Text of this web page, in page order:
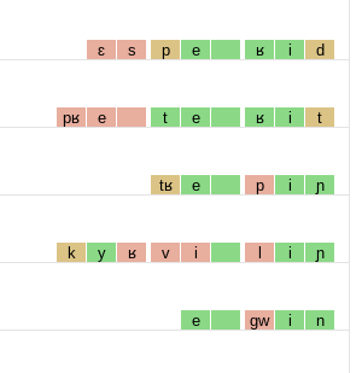
ɛ s p e ʁ i d
pʁ e t e ʁ i t
tʁ e p i ɲ
k y ʁ v i l i ɲ
e gw i n